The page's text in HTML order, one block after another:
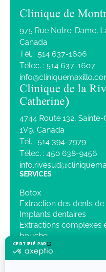
Clinique de
975 Rue Notre-Dame,
Canada
Tél. : 514 637-1606
Télec. : 514 637-1607
Clinique de la
Catherine)
4744 Route 132,
1V9, Canada
Tél. : 514 394-7979
Télec. : 450 638-9456
SERVICES
Botox
Extraction des dents
Implants dentaires
Extractions complexes
bouche
Sédation intraveineuse
Chirurgie orthognatique